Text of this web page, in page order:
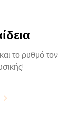
το ρυθμό τον